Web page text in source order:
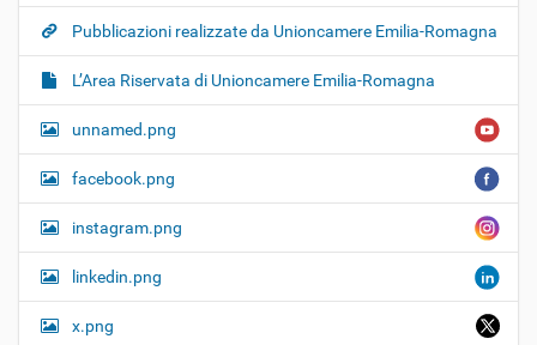
Pubblicazioni realizzate da Unioncamere Emilia-Romagna
L’Area Riservata di Unioncamere Emilia-Romagna
unnamed.png
facebook.png
instagram.png
linkedin.png
x.png